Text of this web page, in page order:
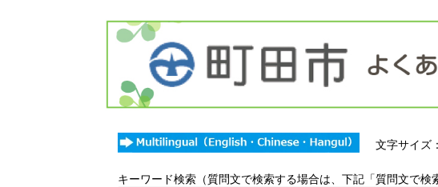
文字サイズ
キーワード検索（質問文で検索する場合は、下記「質問文で検